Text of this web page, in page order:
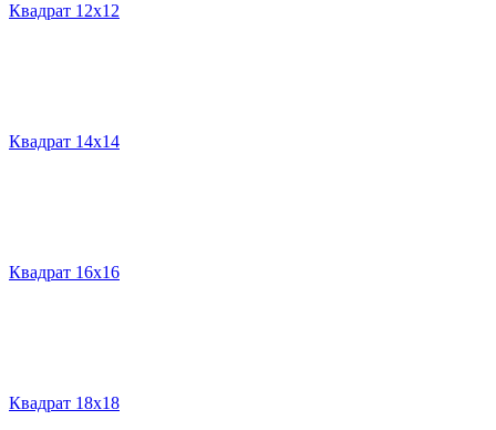
Квадрат 12х12
Квадрат 14х14
Квадрат 16х16
Квадрат 18х18